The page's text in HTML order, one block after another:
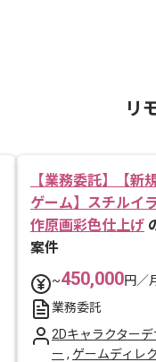
リ
【業務委託】【新
ゲーム】スチルイ
作原画彩色仕上げ
案件
~450,000円／
業務委託
2Dキャラクター
ー , ゲームディレ